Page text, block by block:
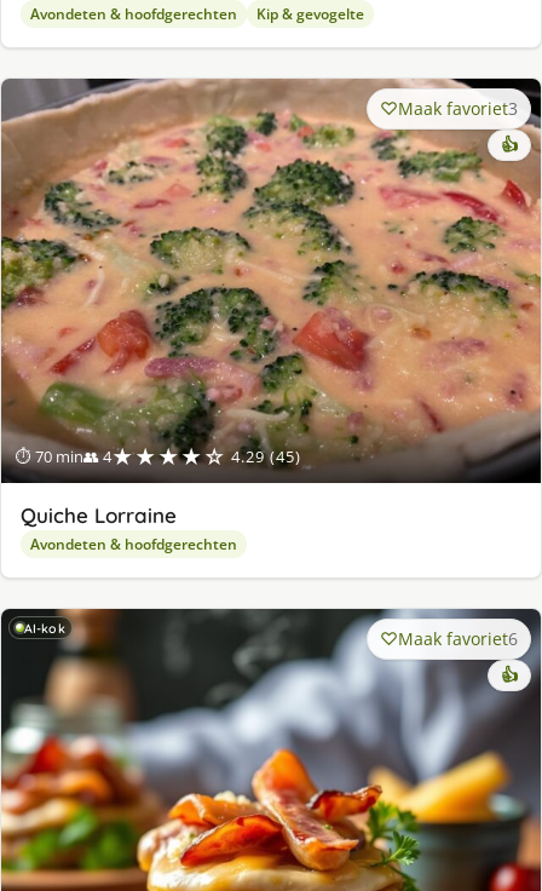
Avondeten & hoofdgerechten Kip & gevogelte
⏱ 70 min👥 4★★★★☆ 4.29 (45)
Maak favoriet3
👍
Quiche Lorraine
Avondeten & hoofdgerechten
AI-kok Maak favoriet6
👍